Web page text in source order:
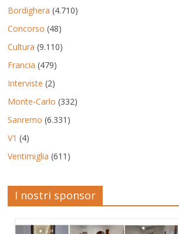
Bordighera (4.710)
Concorso (48)
Cultura (9.110)
Francia (479)
Interviste (2)
Monte-Carlo (332)
Sanremo (6.331)
V1 (4)
Ventimiglia (611)
I nostri sponsor